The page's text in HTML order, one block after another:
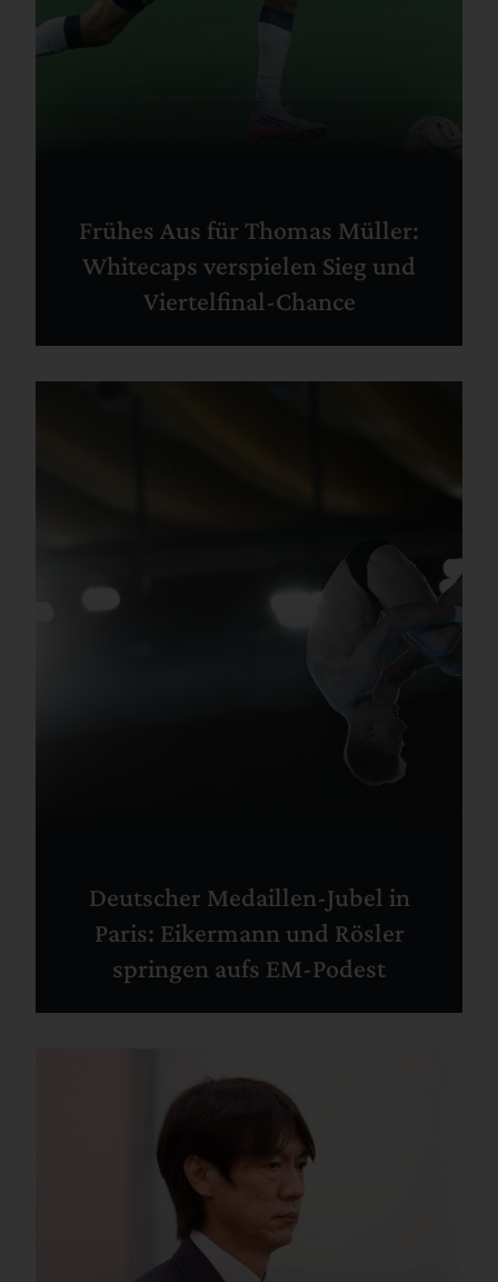
Frühes Aus für Thomas Müller:
Whitecaps verspielen Sieg und
Viertelfinal-Chance
Deutscher Medaillen-Jubel in
Paris: Eikermann und Rösler
springen aufs EM-Podest